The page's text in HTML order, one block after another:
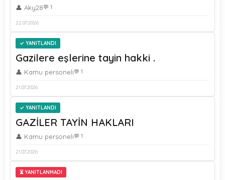
👤 Aky28💬 1
22.07.2026
YANITLANDI
Gazilere eşlerine tayin hakki .
👤 Kamu personeli💬 1
21.07.2026
YANITLANDI
GAZİLER TAYİN HAKLARI
👤 Kamu personeli💬 1
21.07.2026
⏳ YANITLANMADI